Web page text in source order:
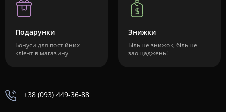
Подарунки
Бонуси для постійних
клієнтів магазину
Знижки
Більше знижок, більше
заощаджень!
+38 (093) 449-36-88